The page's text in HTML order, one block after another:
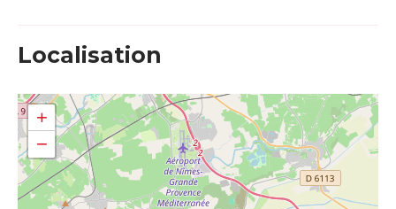
Localisation
+
−